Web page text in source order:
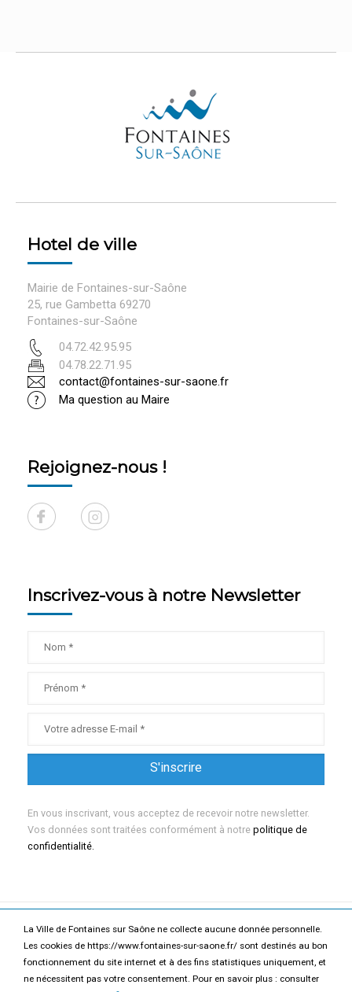
La Ville de Fontaines sur Saône ne collecte aucune donnée personnelle.
Les cookies de https://www.fontaines-sur-saone.fr/ sont destinés au bon
fonctionnement du site internet et à des fins statistiques uniquement, et
ne nécessitent pas votre consentement. Pour en savoir plus : consulter
Hotel de ville
Mairie de Fontaines-sur-Saône
25, rue Gambetta 69270
Fontaines-sur-Saône
04.72.42.95.95
04.78.22.71.95
contact@fontaines-sur-saone.fr
Ma question au Maire
Rejoignez-nous !
Inscrivez-vous à notre Newsletter
En vous inscrivant, vous acceptez de recevoir notre newsletter.
Vos données sont traitées conformément à notre politique de
confidentialité.
Mentions légales Politique de confidentialité
Accessibilité Contact